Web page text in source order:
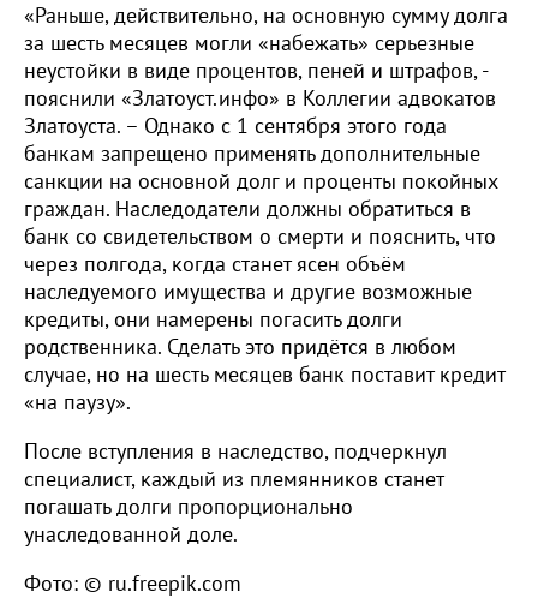
«Раньше, действительно, на основную сумму долга
за шесть месяцев могли «набежать» серьезные
неустойки в виде процентов, пеней и штрафов, -
пояснили «Златоуст.инфо» в Коллегии адвокатов
Златоуста. – Однако с 1 сентября этого года
банкам запрещено применять дополнительные
санкции на основной долг и проценты покойных
граждан. Наследодатели должны обратиться в
банк со свидетельством о смерти и пояснить, что
через полгода, когда станет ясен объём
наследуемого имущества и другие возможные
кредиты, они намерены погасить долги
родственника. Сделать это придётся в любом
случае, но на шесть месяцев банк поставит кредит
«на паузу».
После вступления в наследство, подчеркнул
специалист, каждый из племянников станет
погашать долги пропорционально
унаследованной доле.
Фото: © ru.freepik.com